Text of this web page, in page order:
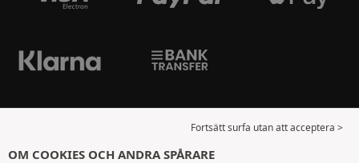
Fortsätt surfa utan att acceptera >
OM COOKIES OCH ANDRA SPÅRARE